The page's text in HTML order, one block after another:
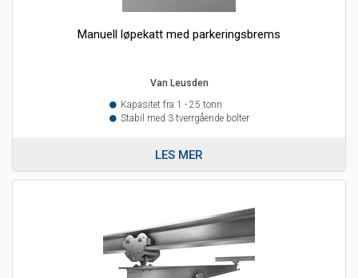
Manuell løpekatt med parkeringsbrems
Van Leusden
Kapasitet fra 1 - 25 tonn
Stabil med 3 tverrgående bolter
LES MER